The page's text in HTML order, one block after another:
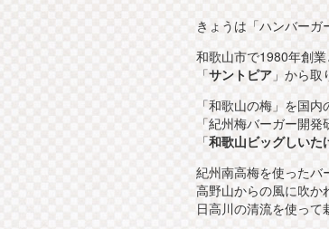
きょうは「ハンバーガ
和歌山市で1980年創
「サントピア 」から取
「和歌山の梅」を国
「紀州梅バーガー開
「和歌山ビッグしいた
紀州南高梅を使ったバ
高野山からの風に吹か
日高川の清流を使って